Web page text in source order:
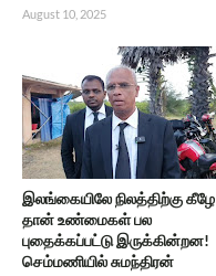
August 10, 2025
இலங்கையிலே நிலத்திற்கு கீழே
தான் உண்மைகள் பல
புதைக்கப்பட்டு இருக்கின்றன!
செம்மணியில் சுமந்திரன்